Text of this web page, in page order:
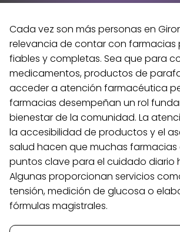
Cada vez son más personas en
relevancia de contar con farmacias
fiables y completas. Sea que para
medicamentos, productos de
acceder a atención farmacéutica
farmacias desempeñan un rol
bienestar de la comunidad. La
la accesibilidad de productos y el
salud hacen que muchas farmacias
puntos clave para el cuidado diario
Algunas proporcionan servicios
tensión, medición de glucosa o
fórmulas magistrales.